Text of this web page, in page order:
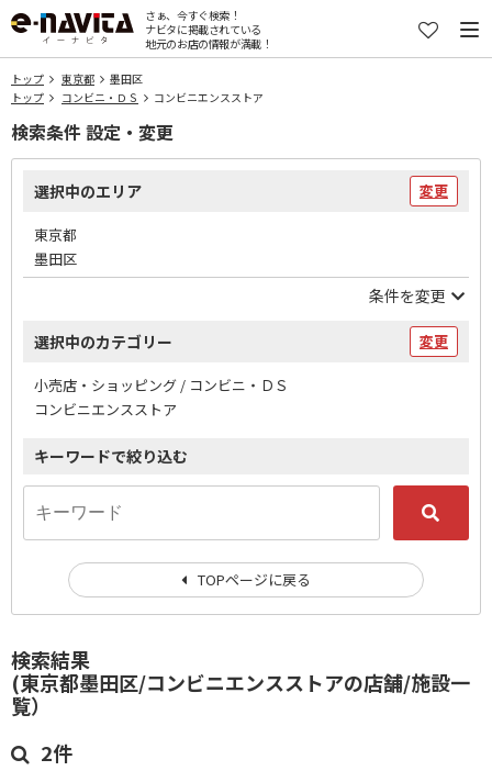
さぁ、今すぐ検索！
ナビタに掲載されている
地元のお店の情報が満載！
トップ 東京都
墨田区
トップ
コンビニ・ＤＳ コンビニエンスストア
検索結果
(東京都墨田区/コンビニエンスストアの店舗/施設一
覧）
2件
検索条件 設定・変更
選択中のエリア 変更
東京都
墨田区
条件を変更
選択中のカテゴリー 変更
小売店・ショッピング / コンビニ・ＤＳ
コンビニエンスストア
キーワードで絞り込む
TOPページに戻る